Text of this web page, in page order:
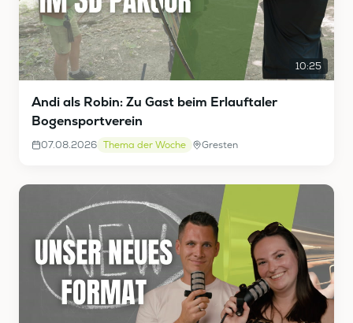
10:25
Andi als Robin: Zu Gast beim Erlauftaler
Bogensportverein
07.08.2026 Thema der Woche Gresten